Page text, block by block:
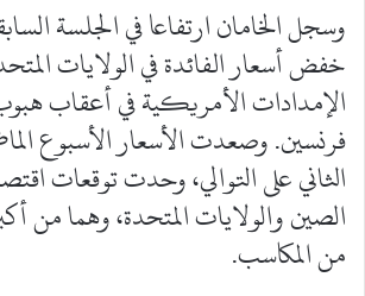
وسجل الخامان ارتفاعا في الجلسة
خفض أسعار الفائدة في الولايات
الإمدادات الأمريكية في أعقاب
فرنسين. وصعدت الأسعار الأسبوع
الثاني على التوالي، وحدت توقعات
الصين والولايات المتحدة، وهما من
من المكاسب.